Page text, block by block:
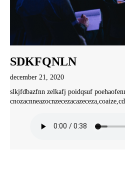
SDKFQNLN
december 21, 2020
slkjfdbazfnn zelkafj poidqsuf